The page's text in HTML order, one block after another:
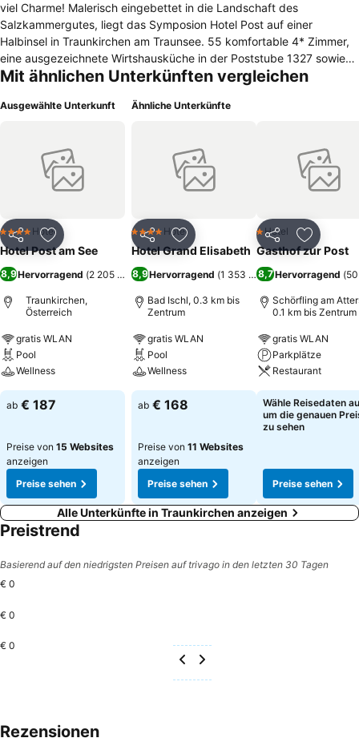
viel Charme! Malerisch eingebettet in die Landschaft des
Salzkammergutes, liegt das Symposion Hotel Post auf einer
Halbinsel in Traunkirchen am Traunsee. 55 komfortable 4* Zimmer,
eine ausgezeichnete Wirtshausküche in der Poststube 1327 sowie
Tradition und Gastlichkeit erwarten Sie im in 3. Generation von
Kloster von Traunkirchen eng verbunden, diente es doch bereits im
Haus im Dienste der Gastlichkeit, es bekam private Besitzer, wurde
zur wichtigen Poststation am Weg in das innere Salzkammergut und
in der Folge zum Hotel Post****. Seit 1950 führt die Familie Gröller
Als Pionier im Seminargeschäft hat der Großvater Franz Gröller
bereits im Jahre 1952 Seminareinrichtungen geschaffen. Heute
begrüßt das Hotel Post Gruppen- und Einzelreisende Urlauber
gleichermaßen.
Mit ähnlichen Unterkünften vergleichen
Ausgewählte Unterkunft
Teilen Zu Favoriten hinzufügen
4 SterneHotel
Hotel Post am See
8,9Hervorragend (2 205 Bewertungen)
Traunkirchen,
Österreich
gratis WLAN
Pool
Wellness
ab € 187
Preise von 15 Websites
anzeigen
Preise sehen
Ähnliche Unterkünfte
Teilen Zu Favoriten hinzufügen
4 SterneHotel
Hotel Grand Elisabeth
8,9Hervorragend (1 353 Bewertungen)
Bad Ischl, 0.3 km bis
Zentrum
gratis WLAN
Pool
Wellness
ab € 168
Preise von 11 Websites
anzeigen
Preise sehen
Teilen Zu
1 Sterne
Hotel
Gasthof zur Post
8,7Hervorragend (
Schörfling am
0.1 km bis Zentrum
gratis WLAN
Parkplätze
Restaurant
Wähle Reisedaten
um die genauen
zu sehen
Preise sehen
Alle Unterkünfte in Traunkirchen anzeigen
Preistrend
Basierend auf den niedrigsten Preisen auf trivago in den letzten 30 Tagen
€ 0
€ 0
€ 0
Rezensionen